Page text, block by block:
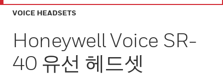
VOICE HEADSETS
Honeywell Voice SR-
40 유선 헤드셋